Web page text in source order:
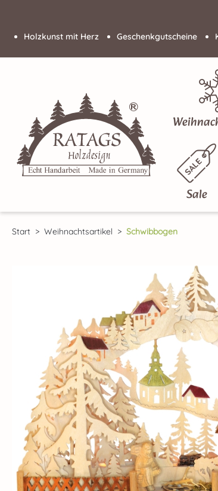
Holzkunst mit Herz Geschenkgutscheine
Sale
Start Weihnachtsartikel Schwibbogen